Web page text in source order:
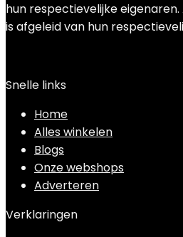
hun respectievelijke
is afgeleid van hun
Snelle links
Home
Alles winkelen
Blogs
Onze webshops
Adverteren
Verklaringen